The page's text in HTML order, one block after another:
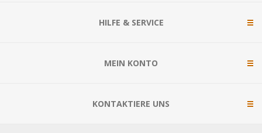
HILFE & SERVICE
MEIN KONTO
KONTAKTIERE UNS